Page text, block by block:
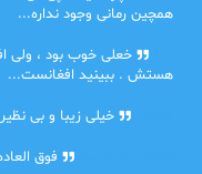
همچین رمانی وجود نداره...
خعلی خوب بود ، ولی
هستش . ببینید افغانست...
خیلی زیبا و بی
فوق